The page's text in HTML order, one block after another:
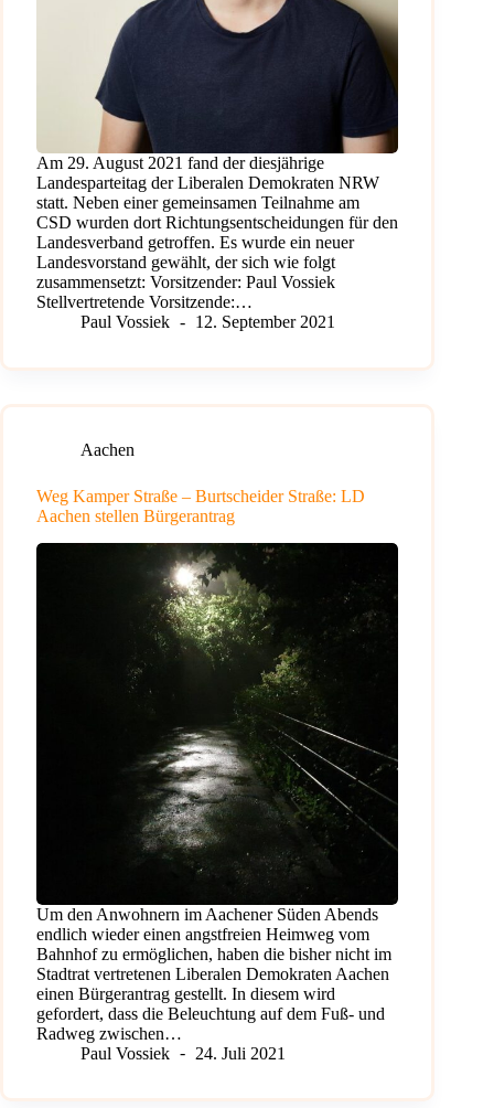
Am 29. August 2021 fand der diesjährige
Landesparteitag der Liberalen Demokraten NRW
statt. Neben einer gemeinsamen Teilnahme am
CSD wurden dort Richtungsentscheidungen für den
Landesverband getroffen. Es wurde ein neuer
Landesvorstand gewählt, der sich wie folgt
zusammensetzt: Vorsitzender: Paul Vossiek
Stellvertretende Vorsitzende:…
Paul Vossiek
12. September 2021
Aachen
Weg Kamper Straße – Burtscheider Straße: LD
Aachen stellen Bürgerantrag
Um den Anwohnern im Aachener Süden Abends
endlich wieder einen angstfreien Heimweg vom
Bahnhof zu ermöglichen, haben die bisher nicht im
Stadtrat vertretenen Liberalen Demokraten Aachen
einen Bürgerantrag gestellt. In diesem wird
gefordert, dass die Beleuchtung auf dem Fuß- und
Radweg zwischen…
Paul Vossiek
24. Juli 2021